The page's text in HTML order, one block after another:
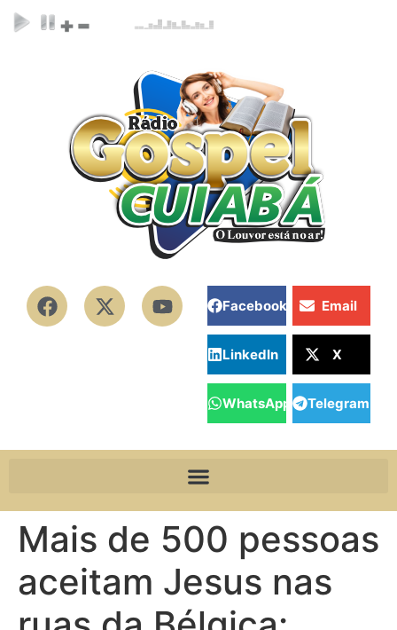
Facebook Email
LinkedIn X
WhatsApp Telegram
Mais de 500 pessoas
aceitam Jesus nas